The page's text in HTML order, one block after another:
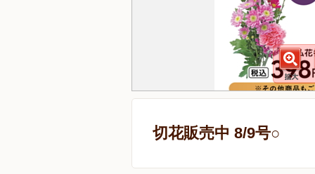
切花販売中 8/9号○